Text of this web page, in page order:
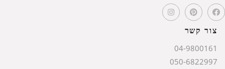
צור קשר
04-9800161
050-6822997